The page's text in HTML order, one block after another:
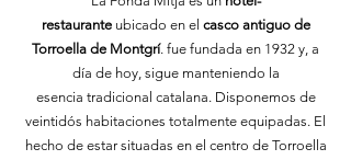
restauranteubicado en el casco antiguo de
Torroella de Montgrí. fue fundada en 1932 y, a
día de hoy, sigue manteniendo la
esencia tradicional catalana. Disponemos de
veintidós habitaciones totalmente equipadas. El
hecho de estar situadas en el centro de Torroella